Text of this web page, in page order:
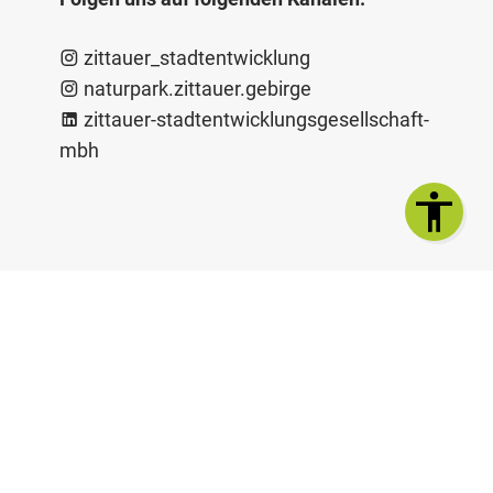
​zittauer_stadtentwicklung
naturpark.zittauer.gebirge
​zittauer-stadtentwicklungsgesellschaft-
mbh